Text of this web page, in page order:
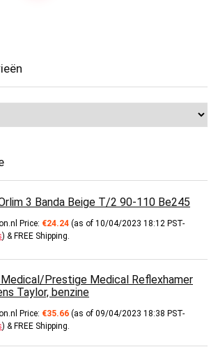
3 Banda Beige T/2 90-110 Be245
Price: €24.24 (as of 10/04/2023 18:12 PST-
) & FREE Shipping.
Medical/Prestige Medical Reflexhamer
Taylor, benzine
Price: €35.66 (as of 09/04/2023 18:38 PST-
) & FREE Shipping.